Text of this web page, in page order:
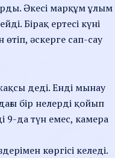
Әкесі марқұм ұлым
Бірақ ертесі күні
әскерге сап-сау
деді. Енді мынау
бір нелерді қойып
9-да түн емес, камера
көргісі келеді.